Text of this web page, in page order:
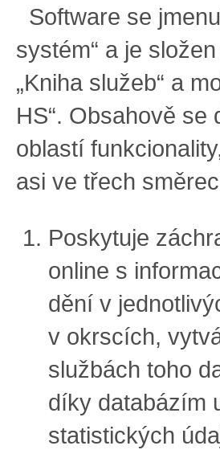
Software se
systém“ a je
„Kniha služeb“ a
HS“. Obsahově se
oblastí
asi ve třech
Poskytuje
online s
dění v
v okrscích,
službách toho
díky databázím
statistických